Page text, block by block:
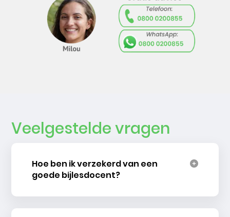
Veelgestelde vragen
Hoe ben ik verzekerd van een
goede bijlesdocent?